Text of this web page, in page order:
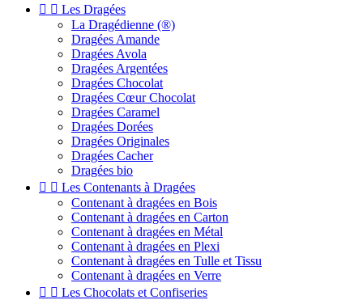
  Les Dragées
La Dragédienne (®)
Dragées Amande
Dragées Avola
Dragées Argentées
Dragées Chocolat
Dragées Cœur Chocolat
Dragées Caramel
Dragées Dorées
Dragées Originales
Dragées Cacher
Dragées bio
  Les Contenants à Dragées
Contenant à dragées en Bois
Contenant à dragées en Carton
Contenant à dragées en Métal
Contenant à dragées en Plexi
Contenant à dragées en Tulle et Tissu
Contenant à dragées en Verre
  Les Chocolats et Confiseries